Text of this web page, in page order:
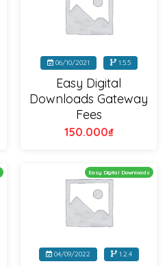
06/10/2021 1.5.5
Easy Digital
Downloads Gateway
Fees
150.000₫
Easy Digital Downloads
04/09/2022 1.2.4